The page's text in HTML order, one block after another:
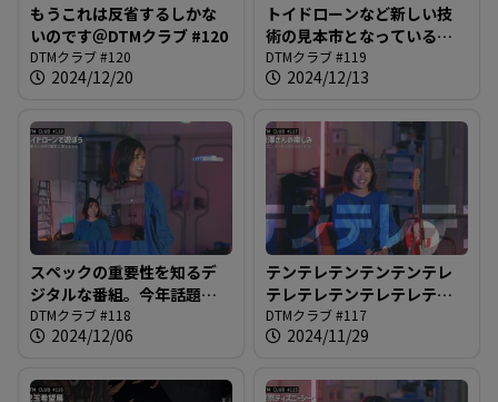
もうこれは反省するしかな
いのです＠DTMクラブ #120
DTMクラブ #120
2024/12/20
トイドローンなど新しい技
術の見本市となっている深
夜の謎番組。目指すはカッ
コいいMV制作＠DTMクラブ
DTMクラブ #119
2024/12/13
スペックの重要性を知るデ
ジタルな番組。今年話題の
アイテムで遊ぶ深夜番組＠
DTMクラブ #118
DTMクラブ #118
2024/12/06
テンテレテンテンテンテレ
テレテレテンテレテレテレ
テレテレテレテレ＠DTMク
ラブ #117
DTMクラブ #117
2024/11/29